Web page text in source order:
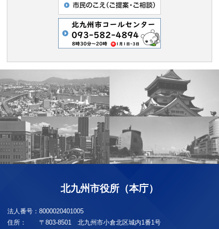
北九州市役所（本庁）
法人番号： 8000020401005
住所：
〒803-8501 北九州市小倉北区城内1番1号